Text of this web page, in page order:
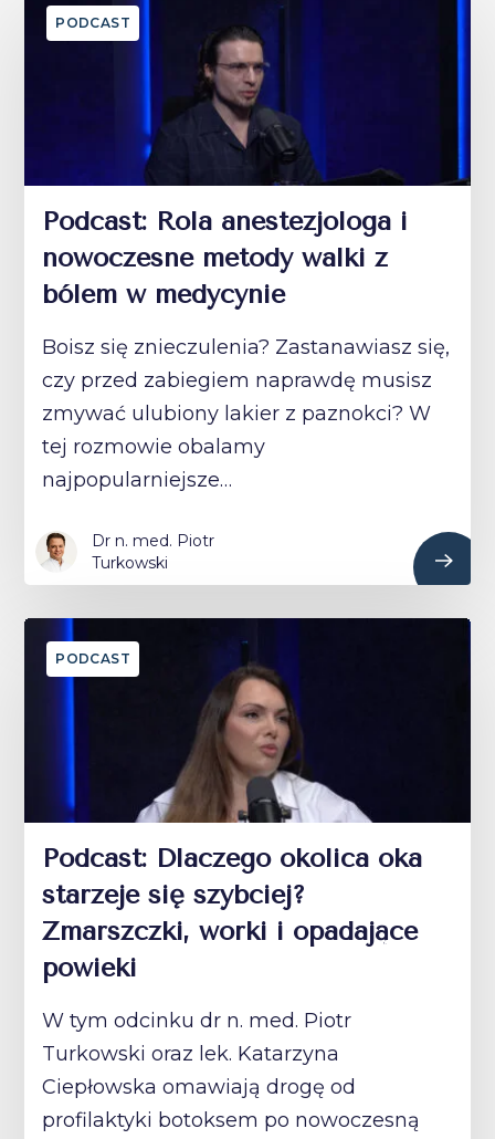
PODCAST
Podcast: Rola anestezjologa i
nowoczesne metody walki z
bólem w medycynie
Boisz się znieczulenia? Zastanawiasz się,
czy przed zabiegiem naprawdę musisz
zmywać ulubiony lakier z paznokci? W
tej rozmowie obalamy
najpopularniejsze…
Dr n. med. Piotr
Turkowski
PODCAST
Podcast: Dlaczego okolica oka
starzeje się szybciej?
Zmarszczki, worki i opadające
powieki
W tym odcinku dr n. med. Piotr
Turkowski oraz lek. Katarzyna
Ciepłowska omawiają drogę od
profilaktyki botoksem po nowoczesną